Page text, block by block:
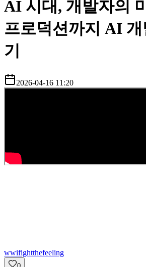
AI 시대, 개발자의
프로덕션까지 AI
기
2026-04-16 11:20
wwifightthefeeling